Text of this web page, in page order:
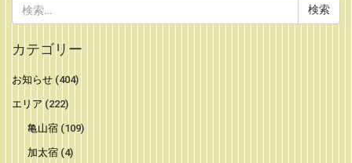
索:
カテゴリー
お知らせ (404)
エリア (222)
亀山宿(109)
加太宿(4)